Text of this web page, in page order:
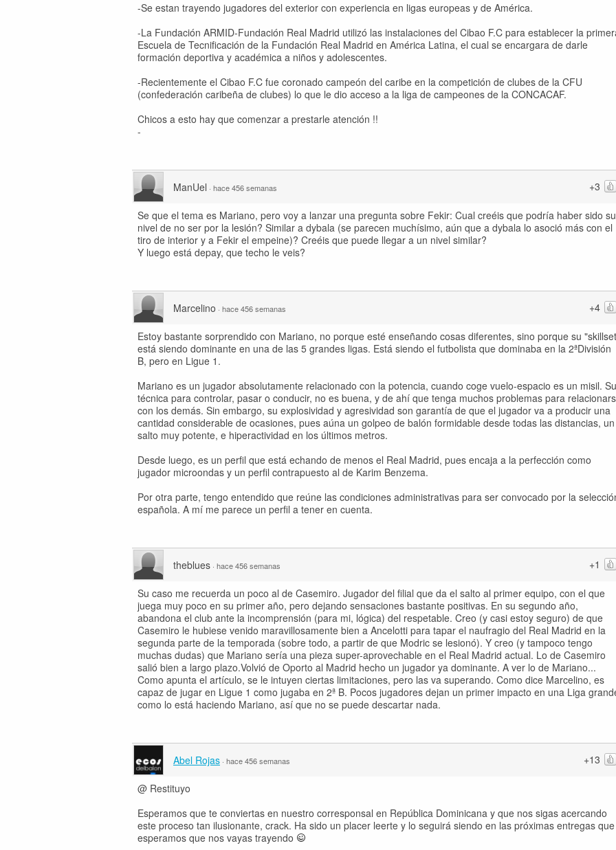
-Se estan trayendo jugadores del exterior con experiencia en ligas europeas y de América.
-La Fundación ARMID-Fundación Real Madrid utilizó las instalaciones del Cibao F.C para establecer la
Escuela de Tecnificación de la Fundación Real Madrid en América Latina, el cual se encargara de darle
formación deportiva y académica a niños y adolescentes.
-Recientemente el Cibao F.C fue coronado campeón del caribe en la competición de clubes de la CFU
(confederación caribeña de clubes) lo que le dio acceso a la liga de campeones de la CONCACAF.
Chicos a esto hay que comenzar a prestarle atención !!
-
+3
ManUel · hace 456 semanas
Se que el tema es Mariano, pero voy a lanzar una pregunta sobre Fekir: Cual creéis que podría haber sido su
nivel de no ser por la lesión? Similar a dybala (se parecen muchísimo, aún que a dybala lo asoció más con el
tiro de interior y a Fekir el empeine)? Creéis que puede llegar a un nivel similar?
Y luego está depay, que techo le veis?
+4
Marcelino · hace 456 semanas
Estoy bastante sorprendido con Mariano, no porque esté enseñando cosas diferentes, sino porque su
está siendo dominante en una de las 5 grandes ligas. Está siendo el futbolista que dominaba en la 2ªDivisión
B, pero en Ligue 1.
Mariano es un jugador absolutamente relacionado con la potencia, cuando coge vuelo-espacio es un misil. Su
técnica para controlar, pasar o conducir, no es buena, y de ahí que tenga muchos problemas para
con los demás. Sin embargo, su explosividad y agresividad son garantía de que el jugador va a producir una
cantidad considerable de ocasiones, pues aúna un golpeo de balón formidable desde todas las distancias, un
salto muy potente, e hiperactividad en los últimos metros.
Desde luego, es un perfil que está echando de menos el Real Madrid, pues encaja a la perfección como
jugador microondas y un perfil contrapuesto al de Karim Benzema.
Por otra parte, tengo entendido que reúne las condiciones administrativas para ser convocado por la
española. A mí me parece un perfil a tener en cuenta.
+1
theblues · hace 456 semanas
Su caso me recuerda un poco al de Casemiro. Jugador del filial que da el salto al primer equipo, con el que
juega muy poco en su primer año, pero dejando sensaciones bastante positivas. En su segundo año,
abandona el club ante la incomprensión (para mi, lógica) del respetable. Creo (y casi estoy seguro) de que
Casemiro le hubiese venido maravillosamente bien a Ancelotti para tapar el naufragio del Real Madrid en la
segunda parte de la temporada (sobre todo, a partir de que Modric se lesionó). Y creo (y tampoco tengo
muchas dudas) que Mariano sería una pieza super-aprovechable en el Real Madrid actual. Lo de Casemiro
salió bien a largo plazo.Volvió de Oporto al Madrid hecho un jugador ya dominante. A ver lo de Mariano...
Como apunta el artículo, se le intuyen ciertas limitaciones, pero las va superando. Como dice Marcelino, es
capaz de jugar en Ligue 1 como jugaba en 2ª B. Pocos jugadores dejan un primer impacto en una Liga
como lo está haciendo Mariano, así que no se puede descartar nada.
+13
Abel Rojas · hace 456 semanas
@ Restituyo
Esperamos que te conviertas en nuestro corresponsal en República Dominicana y que nos sigas acercando
este proceso tan ilusionante, crack. Ha sido un placer leerte y lo seguirá siendo en las próximas entregas que
esperamos que nos vayas trayendo